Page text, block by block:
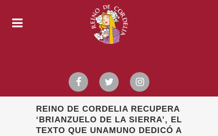
REINO DE CORDELIA RECUPERA
‘BRIANZUELO DE LA SIERRA’, EL
TEXTO QUE UNAMUNO DEDICÓ A